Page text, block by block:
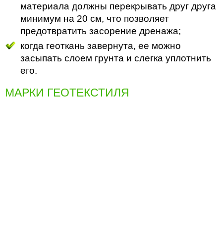
материала должны перекрывать друг друга
минимум на 20 см, что позволяет
предотвратить засорение дренажа;
когда геоткань завернута, ее можно
засыпать слоем грунта и слегка уплотнить
его.
МАРКИ ГЕОТЕКСТИЛЯ